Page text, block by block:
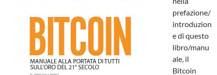
prefazione/
introduzion
e di questo
libro/manu
ale, il
Bitcoin